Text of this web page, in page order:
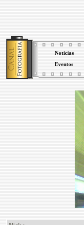
Notícias
Eventos